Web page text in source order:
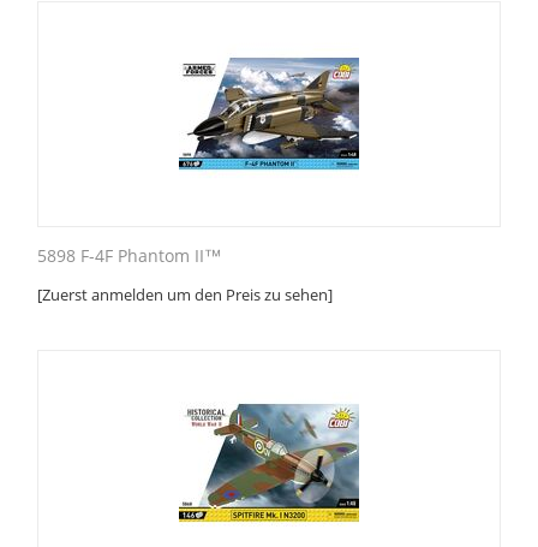
5898 F-4F Phantom II™
[Zuerst anmelden um den Preis zu sehen]